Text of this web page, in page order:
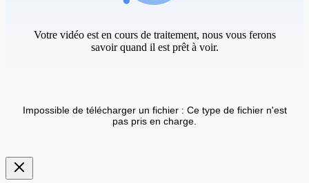
Votre vidéo est en cours de traitement, nous vous ferons
savoir quand il est prêt à voir.
Impossible de télécharger un fichier : Ce type de fichier n'est
pas pris en charge.